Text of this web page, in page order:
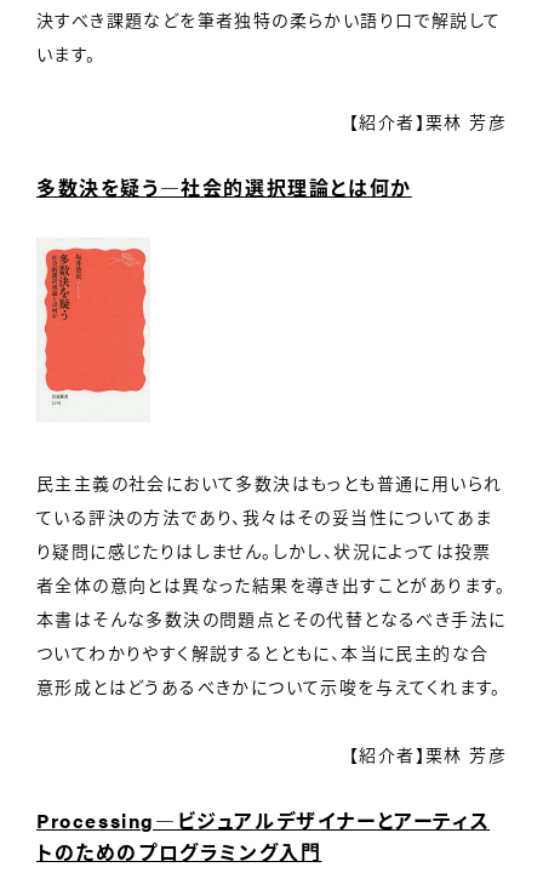
決すべき課題などを筆者独特の柔らかい語り口で解説して
います。
【紹介者】栗林 芳彦
多数決を疑う―社会的選択理論とは何か
民主主義の社会において多数決はもっとも普通に用いられ
ている評決の方法であり、我々はその妥当性についてあま
り疑問に感じたりはしません。しかし、状況によっては投票
者全体の意向とは異なった結果を導き出すことがあります。
本書はそんな多数決の問題点とその代替となるべき手法に
ついてわかりやすく解説するとともに、本当に民主的な合
意形成とはどうあるべきかについて示唆を与えてくれます。
【紹介者】栗林 芳彦
Processing―ビジュアルデザイナーとアーティス
トのためのプログラミング入門